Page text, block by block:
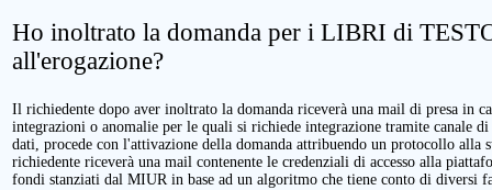
Ho inoltrato la domanda per i LIBRI di
all'erogazione?
Il richiedente dopo aver inoltrato la domanda riceverà una mail di presa in
integrazioni o anomalie per le quali si richiede integrazione tramite canale
dati, procede con l'attivazione della domanda attribuendo un protocollo alla
richiedente riceverà una mail contenente le credenziali di accesso alla
fondi stanziati dal MIUR in base ad un algoritmo che tiene conto di diversi